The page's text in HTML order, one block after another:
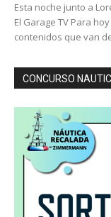
Esta noche junto a
El Garage TV Para
contenidos que van
CONCURSO